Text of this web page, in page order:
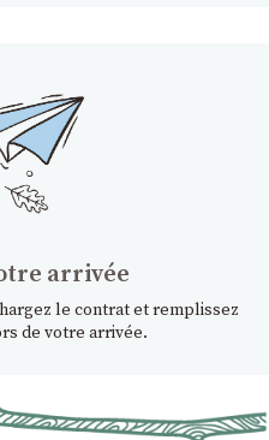
arrivée
le contrat et remplissez
de votre arrivée.